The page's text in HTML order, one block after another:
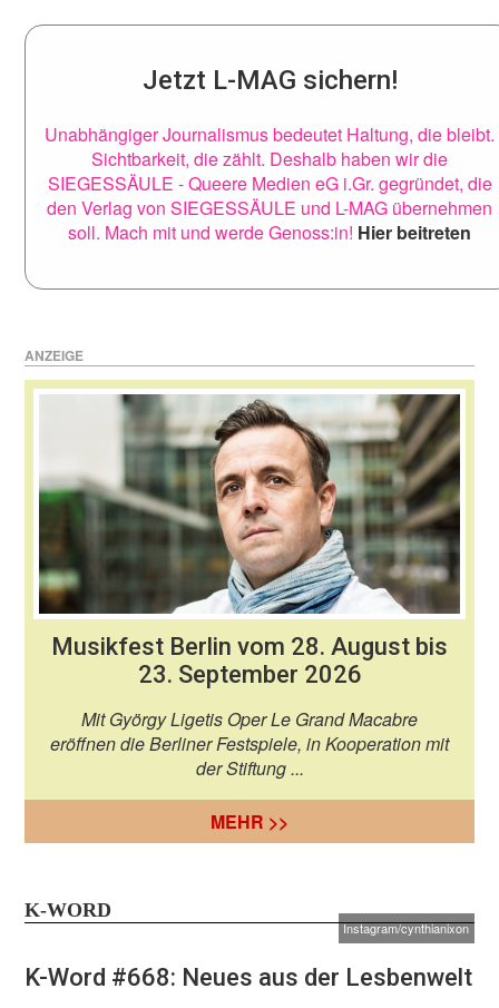
Jetzt L-MAG sichern!
Unabhängiger Journalismus bedeutet Haltung, die bleibt.
Sichtbarkeit, die zählt. Deshalb haben wir die
SIEGESSÄULE - Queere Medien eG i.Gr. gegründet, die
den Verlag von SIEGESSÄULE und L-MAG übernehmen
soll. Mach mit und werde Genoss:in! Hier beitreten
ANZEIGE
Musikfest Berlin vom 28. August bis
23. September 2026
Mit György Ligetis Oper Le Grand Macabre
eröffnen die Berliner Festspiele, in Kooperation mit
der Stiftung ...
MEHR >>
K-WORD
Instagram/cynthianixon
K-Word #668: Neues aus der Lesbenwelt